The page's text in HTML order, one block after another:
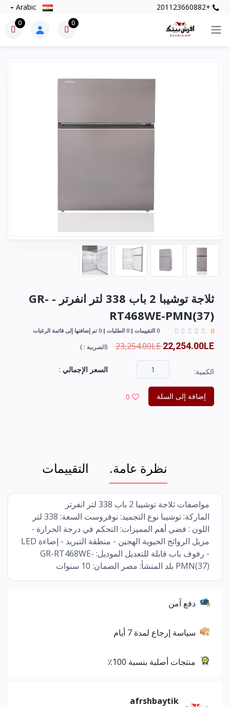
+201123660882
0
0
ثلاجة توشيبا 2 باب 338 لتر انفرتر - GR-
RT468WE-PMN(37)
0 0 التقييمات 0 الطلبات 0 تم إضافتها إلى قائمة الرغبات
23,254.00LE22,254.00LE
(الضريبة : )
الكمية: السعر الإجمالي :
إضافة إلى السلة 0
نظرة عامة. التقييمات
مواصفات ثلاجة توشيبا 2 باب 338 لتر انفرتر
الماركة: توشيبا نوع التجميد: نوفروست السعة: 338 لتر
اللون : فضي أهم المميزات: التحكم في درجة الحرارة -
مزيل الروائح الحيوية الهجين - منطقة التبريد - إضاءة LED
- رفوف باب قابلة للتعديل الموديل: GR-RT468WE-
PMN(37) بلد المنشأ: مصر الضمان: 10 سنوات
دفع آمن
سياسة إرجاع لمدة 7 أيام
منتجات أصلية بنسبة 100٪
afrshbaytik